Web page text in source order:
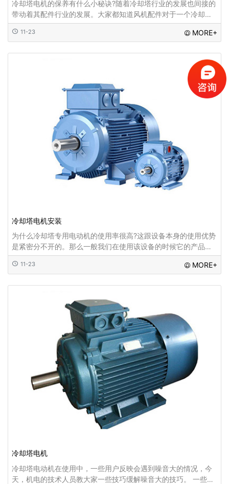
冷却塔电机的保养有什么小秘诀?随着冷却塔行业的发展也间接的
带动着其配件行业的发展。大家都知道风机配件对于一个冷却塔
来说是多么的重要。今天我们就介绍一下关于它
11-23 MORE+
冷却塔电机安装
为什么冷却塔专用电动机的使用率很高?这跟设备本身的使用优势
是紧密分不开的。那么一般我们在使用该设备的时候它的产品优
势到底是什么呢? 1、在购买使用机械设备的时候
11-23 MORE+
冷却塔电机
冷却塔电动机在使用中，一些用户反映会遇到噪音大的情况，今
天，机电的技术人员教大家一些技巧缓解噪音大的技巧。 一些用